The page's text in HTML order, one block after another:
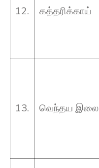
12. கத்தரிக்காய்
13. வெந்தய இலை